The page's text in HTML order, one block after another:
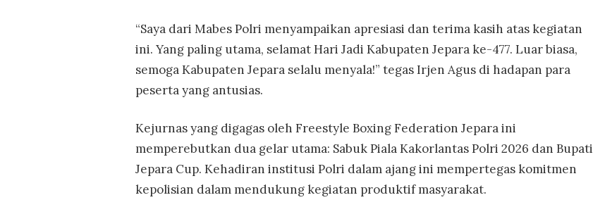
“Saya dari Mabes Polri menyampaikan apresiasi dan terima kasih atas kegiatan
ini. Yang paling utama, selamat Hari Jadi Kabupaten Jepara ke-477. Luar biasa,
semoga Kabupaten Jepara selalu menyala!” tegas Irjen Agus di hadapan para
peserta yang antusias.
Kejurnas yang digagas oleh Freestyle Boxing Federation Jepara ini
memperebutkan dua gelar utama: Sabuk Piala Kakorlantas Polri 2026 dan Bupati
Jepara Cup. Kehadiran institusi Polri dalam ajang ini mempertegas komitmen
kepolisian dalam mendukung kegiatan produktif masyarakat.